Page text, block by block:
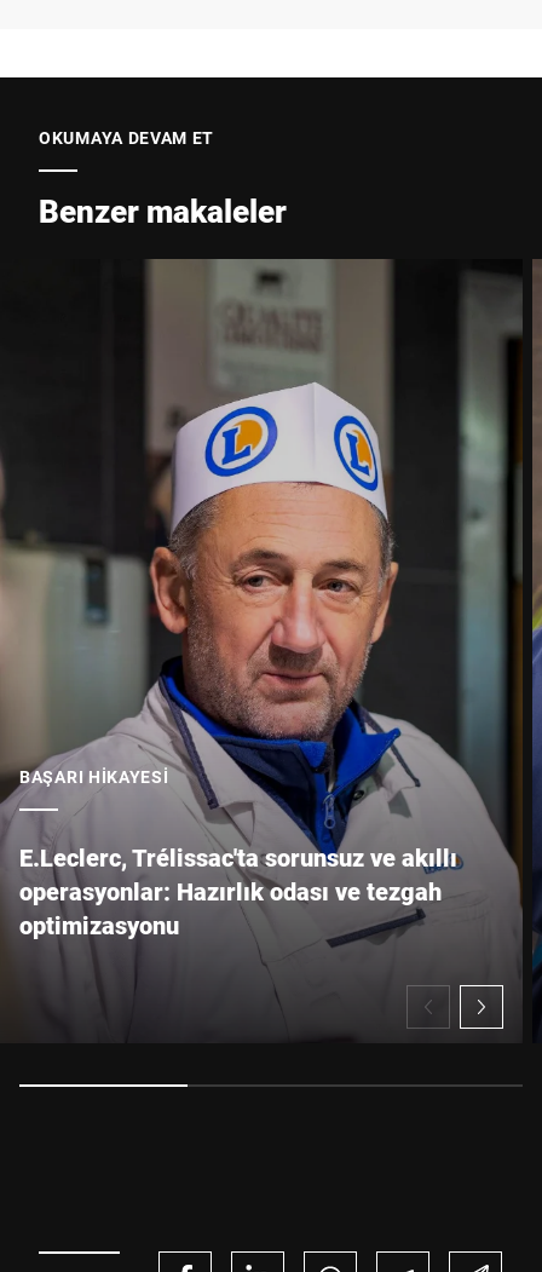
OKUMAYA DEVAM ET
Benzer makaleler
BAŞARI HIKAYESI
E.Leclerc, Trélissac'ta sorunsuz ve akıllı
operasyonlar: Hazırlık odası ve tezgah
optimizasyonu